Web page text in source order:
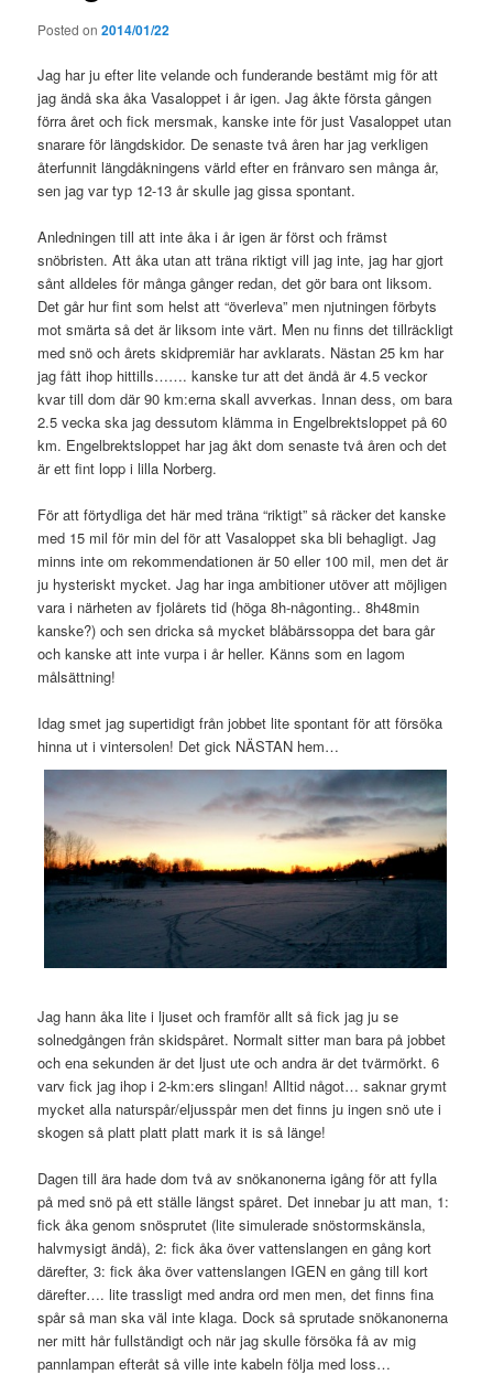
Posted on2014/01/22
Jag har ju efter lite velande och funderande bestämt mig för att
jag ändå ska åka Vasaloppet i år igen. Jag åkte första gången
förra året och fick mersmak, kanske inte för just Vasaloppet utan
snarare för längdskidor. De senaste två åren har jag verkligen
återfunnit längdåkningens värld efter en frånvaro sen många år,
sen jag var typ 12-13 år skulle jag gissa spontant.
Anledningen till att inte åka i år igen är först och främst
snöbristen. Att åka utan att träna riktigt vill jag inte, jag har gjort
sånt alldeles för många gånger redan, det gör bara ont liksom.
Det går hur fint som helst att “överleva” men njutningen förbyts
mot smärta så det är liksom inte värt. Men nu finns det tillräckligt
med snö och årets skidpremiär har avklarats. Nästan 25 km har
jag fått ihop hittills……. kanske tur att det ändå är 4.5 veckor
kvar till dom där 90 km:erna skall avverkas. Innan dess, om bara
2.5 vecka ska jag dessutom klämma in Engelbrektsloppet på 60
km. Engelbrektsloppet har jag åkt dom senaste två åren och det
är ett fint lopp i lilla Norberg.
För att förtydliga det här med träna “riktigt” så räcker det kanske
med 15 mil för min del för att Vasaloppet ska bli behagligt. Jag
minns inte om rekommendationen är 50 eller 100 mil, men det är
ju hysteriskt mycket. Jag har inga ambitioner utöver att möjligen
vara i närheten av fjolårets tid (höga 8h-någonting.. 8h48min
kanske?) och sen dricka så mycket blåbärssoppa det bara går
och kanske att inte vurpa i år heller. Känns som en lagom
målsättning!
Idag smet jag supertidigt från jobbet lite spontant för att försöka
hinna ut i vintersolen! Det gick NÄSTAN hem…
Jag hann åka lite i ljuset och framför allt så fick jag ju se
solnedgången från skidspåret. Normalt sitter man bara på jobbet
och ena sekunden är det ljust ute och andra är det tvärmörkt. 6
varv fick jag ihop i 2-km:ers slingan! Alltid något… saknar grymt
mycket alla naturspår/eljusspår men det finns ju ingen snö ute i
skogen så platt platt platt mark it is så länge!
Dagen till ära hade dom två av snökanonerna igång för att fylla
på med snö på ett ställe längst spåret. Det innebar ju att man, 1:
fick åka genom snösprutet (lite simulerade snöstormskänsla,
halvmysigt ändå), 2: fick åka över vattenslangen en gång kort
därefter, 3: fick åka över vattenslangen IGEN en gång till kort
därefter…. lite trassligt med andra ord men men, det finns fina
spår så man ska väl inte klaga. Dock så sprutade snökanonerna
ner mitt hår fullständigt och när jag skulle försöka få av mig
pannlampan efteråt så ville inte kabeln följa med loss…